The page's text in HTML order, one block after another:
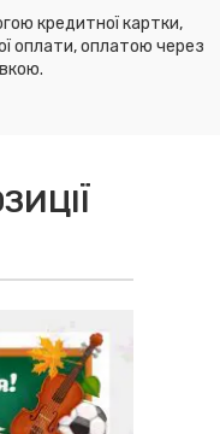
кредитної картки,
оплати, оплатою через